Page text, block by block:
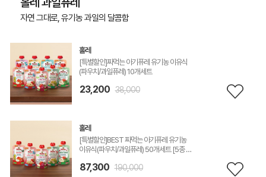
자연 그대로, 유기농 과일의 달콤함
홀레
[특별할인]짜먹는 아기퓨레 유기농 이유식
(파우치/과일퓨레) 10개세트
23,200 38,000
홀레
[특별할인]BEST 짜먹는 아기퓨레 유기농
이유식(파우치/과일퓨레) 50개세트 [5종 맛
87,300 190,000